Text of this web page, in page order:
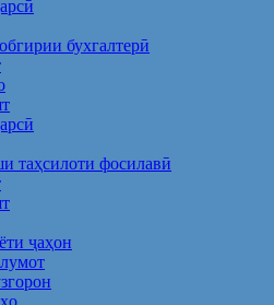
бухгалтерӣ
таҳсилоти фосилавӣ
ҷаҳон